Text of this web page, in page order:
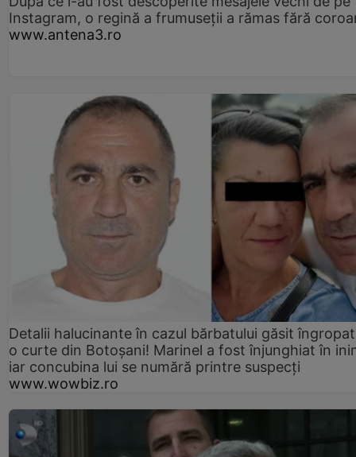
Instagram, o regină a frumuseții a rămas fără
www.antena3.ro
Detalii halucinante în cazul bărbatului găsit
o curte din Botoșani! Marinel a fost înjunghiat în
iar concubina lui se numără printre suspecți
www.wowbiz.ro